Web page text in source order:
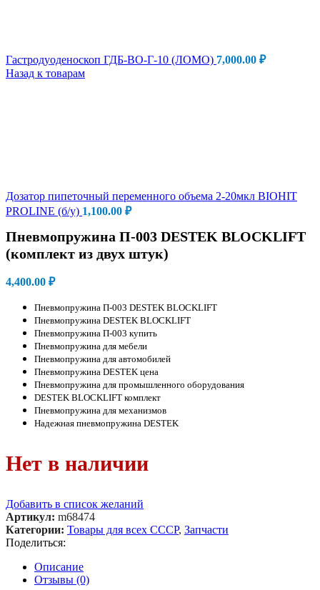
Гастродуоденоскоп ГДБ-ВО-Г-10 (ЛОМО) 7,000.00 ₽
Назад к товарам
Дозатор пипеточный переменного объема 2-20мкл BIOHIT
PROLINE (б/у) 1,100.00 ₽
Пневмопружина П-003 DESTEK BLOCKLIFT
(комплект из двух штук)
4,400.00 ₽
Пневмопружина П-003 DESTEK BLOCKLIFT
Пневмопружина DESTEK BLOCKLIFT
Пневмопружина П-003 купить
Пневмопружина для мебели
Пневмопружина для автомобилей
Пневмопружина DESTEK цена
Пневмопружина для промышленного оборудования
DESTEK BLOCKLIFT комплект
Пневмопружина для механизмов
Надежная пневмопружина DESTEK
Нет в наличии
Добавить в список желаний
Артикул: m68474
Категории: Товары для всех СССР, Запчасти
Поделиться:
Описание
Отзывы (0)